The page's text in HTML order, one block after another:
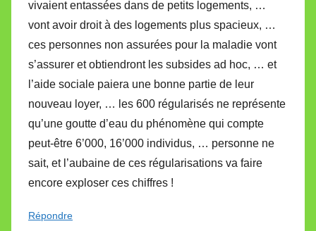
vivaient entassées dans de petits logements, …
vont avoir droit à des logements plus spacieux, …
ces personnes non assurées pour la maladie vont
s’assurer et obtiendront les subsides ad hoc, … et
l’aide sociale paiera une bonne partie de leur
nouveau loyer, … les 600 régularisés ne représente
qu’une goutte d’eau du phénomène qui compte
peut-être 6’000, 16’000 individus, … personne ne
sait, et l’aubaine de ces régularisations va faire
encore exploser ces chiffres !
Répondre